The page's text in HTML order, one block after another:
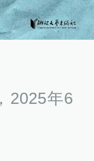
2025年6